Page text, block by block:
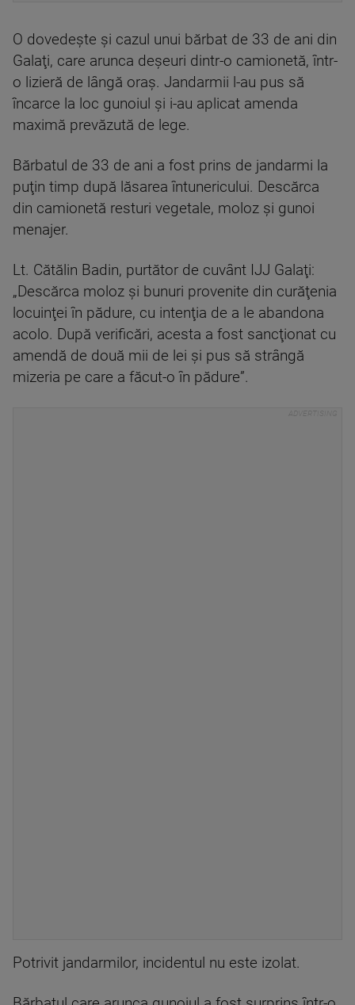
O dovedește și cazul unui bărbat de 33 de ani din
Galaţi, care arunca deşeuri dintr-o camionetă, într-
o lizieră de lângă oraş. Jandarmii l-au pus să
încarce la loc gunoiul şi i-au aplicat amenda
maximă prevăzută de lege.
Bărbatul de 33 de ani a fost prins de jandarmi la
puţin timp după lăsarea întunericului. Descărca
din camionetă resturi vegetale, moloz şi gunoi
menajer.
Lt. Cătălin Badin, purtător de cuvânt IJJ Galaţi:
„Descărca moloz şi bunuri provenite din curăţenia
locuinţei în pădure, cu intenţia de a le abandona
acolo. După verificări, acesta a fost sancţionat cu
amendă de două mii de lei şi pus să strângă
mizeria pe care a făcut-o în pădure”.
Potrivit jandarmilor, incidentul nu este izolat.